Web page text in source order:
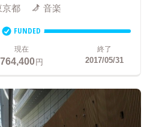
京都 音楽
FUNDED
現在
764,400円
終了
2017/05/31